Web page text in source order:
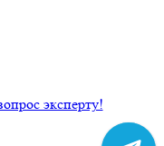
эксперту!